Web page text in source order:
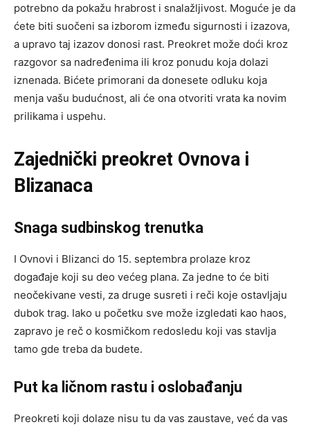
potrebno da pokažu hrabrost i snalažljivost. Moguće je da
ćete biti suočeni sa izborom između sigurnosti i izazova,
a upravo taj izazov donosi rast. Preokret može doći kroz
razgovor sa nadređenima ili kroz ponudu koja dolazi
iznenada. Bićete primorani da donesete odluku koja
menja vašu budućnost, ali će ona otvoriti vrata ka novim
prilikama i uspehu.
Zajednički preokret Ovnova i
Blizanaca
Snaga sudbinskog trenutka
I Ovnovi i Blizanci do 15. septembra prolaze kroz
događaje koji su deo većeg plana. Za jedne to će biti
neočekivane vesti, za druge susreti i reči koje ostavljaju
dubok trag. Iako u početku sve može izgledati kao haos,
zapravo je reč o kosmičkom redosledu koji vas stavlja
tamo gde treba da budete.
Put ka ličnom rastu i oslobađanju
Preokreti koji dolaze nisu tu da vas zaustave, već da vas